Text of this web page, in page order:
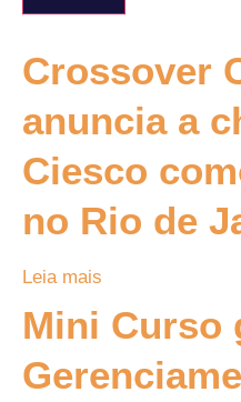
Crossover
anuncia a
Ciesco
no Rio de
Leia mais
Mini Curso